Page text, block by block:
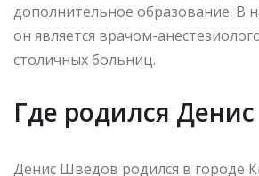
дополнительное образование. В
он является врачом-
столичных больниц.
Где родился
Денис Шведов родился в городе